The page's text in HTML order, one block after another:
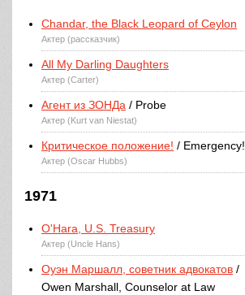
Chandar, the Black Leopard of Ceylon
Актер (рассказчик)
All My Darling Daughters
Актер (Carter)
Агент из ЗОНДа / Probe
Актер (Kurt van Niestat)
Критическое положение! / Emergency!
Актер (Oscar Hubbs)
1971
O'Hara, U.S. Treasury
Актер (Uncle Hans)
Оуэн Маршалл, советник адвокатов /
Owen Marshall, Counselor at Law